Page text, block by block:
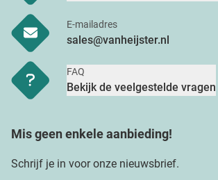
E-mailadres
sales@vanheijster.nl
FAQ
Bekijk de veelgestelde vragen
Mis geen enkele aanbieding!
Schrijf je in voor onze nieuwsbrief.